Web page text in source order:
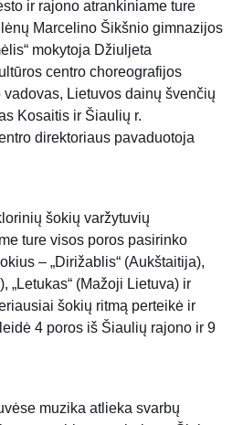
ir rajono atrankiniame ture
Marcelino Šikšnio gimnazijos
mokytoja Džiuljeta
centro choreografijos
vadovas, Lietuvos dainų švenčių
Kosaitis ir Šiaulių r.
direktoriaus pavaduotoja
šokių varžytuvių
ture visos poros pasirinko
– „Dirižablis“ (Aukštaitija),
„Letukas“ (Mažoji Lietuva) ir
šokių ritmą perteikė ir
4 poros iš Šiaulių rajono ir 9
muzika atlieka svarbų